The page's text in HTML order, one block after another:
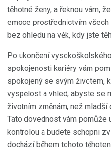
těhotné ženy, a řeknou vám,
emoce prostřednictvím všech
bez ohledu na věk, kdy jste
Po ukončení
spokojenosti kariéry vám
spokojený se svým životem,
vyspělost a vhled, abyste se
životním změnám, než mladší
Tato dovednost vám pomůže
kontrolou a budete schopni
dochází během tohoto